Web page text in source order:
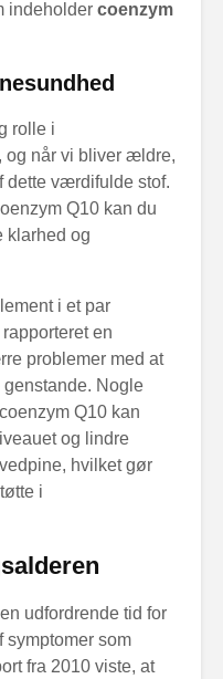
indeholder coenzym
rolle i
og når vi bliver ældre,
dette værdifulde stof.
Q10 kan du
klarhed og
i et par
en
problemer med at
Nogle
Q10 kan
og lindre
hvilket gør
i
udfordrende tid for
symptomer som
fra 2010 viste, at